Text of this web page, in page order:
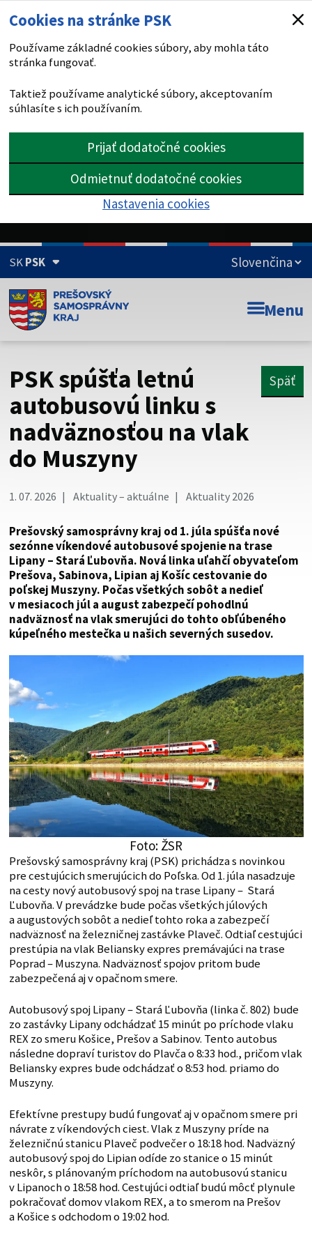
Cookies na stránke PSK
Používame základné cookies súbory, aby mohla táto
stránka fungovať.
Taktiež používame analytické súbory, akceptovaním
súhlasíte s ich používaním.
Prijať dodatočné cookies
Odmietnuť dodatočné cookies
Nastavenia cookies
SKPSK
Doména psk.sk je oficiálna
Toto je oficiálna webová stránka Prešovského
Táto stránka je zabezpečená
Buďte pozorní a vždy sa uistite, že zdieľate informácie iba
cez zabezpečenú webovú stránku. Zabezpečená stránka
vždy začína https:// pred názvom domény webového sídla.
Menu
PSK spúšťa letnú
autobusovú linku s
nadväznosťou na vlak
do Muszyny
Späť
1. 07. 2026 Aktuality – aktuálne Aktuality 2026
Prešovský samosprávny kraj od 1. júla spúšťa nové
sezónne víkendové autobusové spojenie na trase
Lipany – Stará Ľubovňa. Nová linka uľahčí obyvateľom
Prešova, Sabinova, Lipian aj Košíc cestovanie do
poľskej Muszyny. Počas všetkých sobôt a nedieľ
v mesiacoch júl a august zabezpečí pohodlnú
nadväznosť na vlak smerujúci do tohto obľúbeného
kúpeľného mestečka u našich severných susedov.
Foto: ŽSR
Prešovský samosprávny kraj (PSK) prichádza s novinkou
pre cestujúcich smerujúcich do Poľska. Od 1. júla nasadzuje
na cesty nový autobusový spoj na trase Lipany – Stará
Ľubovňa. V prevádzke bude počas všetkých júlových
a augustových sobôt a nedieľ tohto roka a zabezpečí
nadväznosť na železničnej zastávke Plaveč. Odtiaľ cestujúci
prestúpia na vlak Beliansky expres premávajúci na trase
Poprad – Muszyna. Nadväznosť spojov pritom bude
zabezpečená aj v opačnom smere.
Autobusový spoj Lipany – Stará Ľubovňa (linka č. 802) bude
zo zastávky Lipany odchádzať 15 minút po príchode vlaku
REX zo smeru Košice, Prešov a Sabinov. Tento autobus
následne dopraví turistov do Plavča o 8:33 hod., pričom vlak
Beliansky expres bude odchádzať o 8:53 hod. priamo do
Muszyny.
Efektívne prestupy budú fungovať aj v opačnom smere pri
návrate z víkendových ciest. Vlak z Muszyny príde na
železničnú stanicu Plaveč podvečer o 18:18 hod. Nadväzný
autobusový spoj do Lipian odíde zo stanice o 15 minút
neskôr, s plánovaným príchodom na autobusovú stanicu
v Lipanoch o 18:58 hod. Cestujúci odtiaľ budú môcť plynule
pokračovať domov vlakom REX, a to smerom na Prešov
a Košice s odchodom o 19:02 hod.